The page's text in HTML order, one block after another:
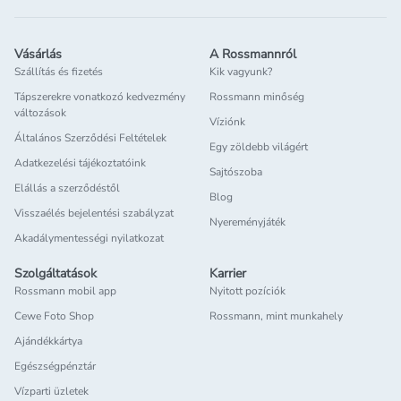
Női és férfi szárazsampon: van
különbség?
A Rossmann kínálatában elérhető szárazsamponok között
találhatsz kifejezetten női szárazsampon típusokat,
amelyek kellemes illattal, extra volumenfokozó hatással
vagy színezett változatban érhetők el, például szőkéknek
vagy barnáknak. Ezek mellett léteznek uniszex vagy férfi
szárazsampon termékek is, melyek általában
visszafogottabb illattal, letisztultabb formulával készülnek,
és gyors felfrissítést biztosítanak az aktív mindennapok
során.
Hogyan használd helyesen a
szárazsampont?
Rázd fel jól a flakont – különösen a spray kiszerelésű
szárazsamponoknál fontos, hogy az összetevők
megfelelően elkeveredjenek.
Vásárlás
Szállítás és fizetés
Tápszerekre vonatkozó kedvezmény
változások
Általános Szerződési Feltételek
Adatkezelési tájékoztatóink
Elállás a szerződéstől
Visszaélés bejelentési szabályzat
Akadálymentességi nyilatkozat
A Rossmannról
Kik vagyunk?
Rossmann minőség
Víziónk
Egy zöldebb világért
Sajtószoba
Blog
Nyereményjáték
Szolgáltatások
Rossmann mobil app
Cewe Foto Shop
Ajándékkártya
Egészségpénztár
Vízparti üzletek
Karrier
Nyitott pozíciók
Rossmann, mint munkahely